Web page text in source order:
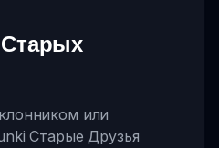
или
Старые Друзья